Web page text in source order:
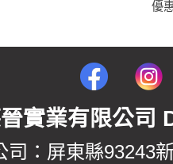
優
實業有限公
司：屏東縣93243